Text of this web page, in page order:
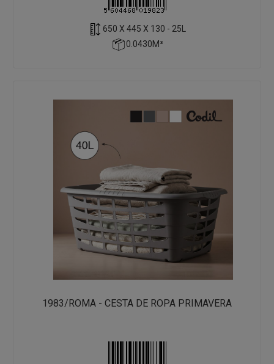
650 X 445 X 130 - 25L
0.0430M³
1983/ROMA - CESTA DE ROPA PRIMAVERA